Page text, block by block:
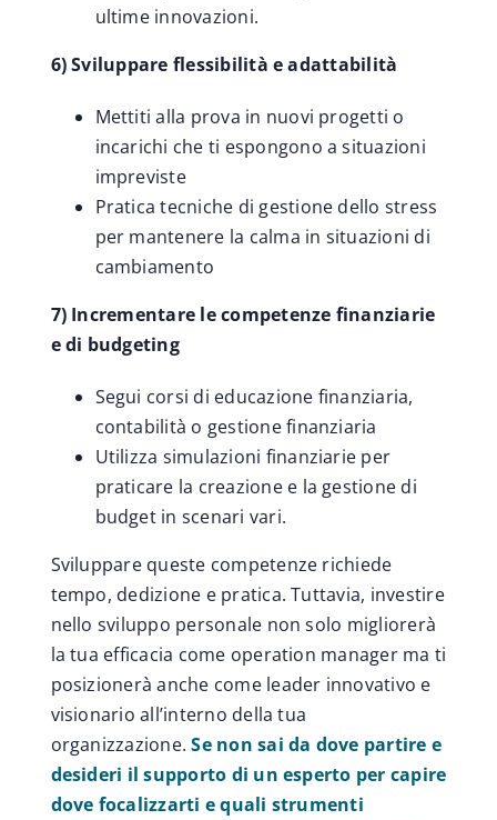
ultime innovazioni.
6) Sviluppare flessibilità e adattabilità
Mettiti alla prova in nuovi progetti o
incarichi che ti espongono a situazioni
impreviste
Pratica tecniche di gestione dello stress
per mantenere la calma in situazioni di
cambiamento
7) Incrementare le competenze finanziarie
e di budgeting
Segui corsi di educazione finanziaria,
contabilità o gestione finanziaria
Utilizza simulazioni finanziarie per
praticare la creazione e la gestione di
budget in scenari vari.
Sviluppare queste competenze richiede
tempo, dedizione e pratica. Tuttavia, investire
nello sviluppo personale non solo migliorerà
la tua efficacia come operation manager ma ti
posizionerà anche come leader innovativo e
visionario all’interno della tua
organizzazione.Se non sai da dove partire e
desideri il supporto di un esperto per capire
dove focalizzarti e quali strumenti